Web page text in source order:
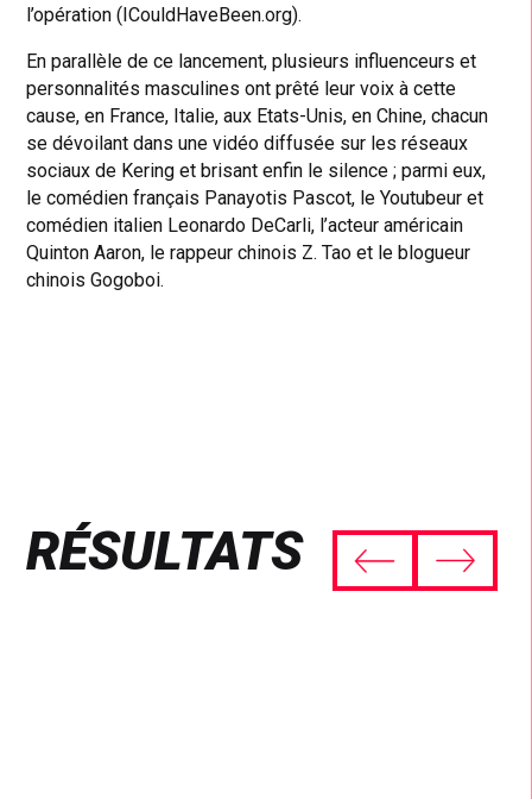
l’opération (ICouldHaveBeen.org).
En parallèle de ce lancement, plusieurs influenceurs et
personnalités masculines ont prêté leur voix à cette
cause, en France, Italie, aux Etats-Unis, en Chine, chacun
se dévoilant dans une vidéo diffusée sur les réseaux
sociaux de Kering et brisant enfin le silence ; parmi eux,
le comédien français Panayotis Pascot, le Youtubeur et
comédien italien Leonardo DeCarli, l’acteur américain
Quinton Aaron, le rappeur chinois Z. Tao et le blogueur
chinois Gogoboi.
RÉSULTATS